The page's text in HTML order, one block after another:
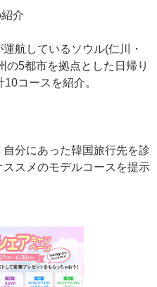
介
航しているソウル(仁川・
の5都市を拠点とした日帰り
コースを紹介。
分にあった韓国旅行先を診
スメのモデルコースを提示